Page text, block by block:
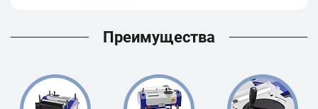
Преимущества